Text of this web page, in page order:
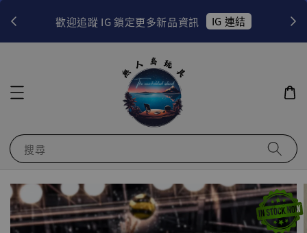
歡迎追蹤 IG 鎖定更多新品資訊 IG 連結
搜尋